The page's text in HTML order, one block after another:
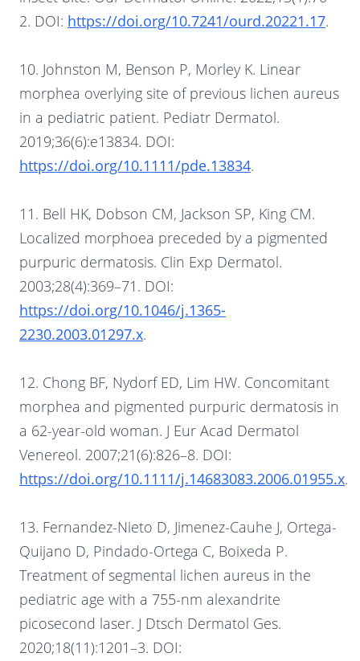
2. DOI: https://doi.org/10.7241/ourd.20221.17.
10. Johnston M, Benson P, Morley K. Linear
morphea overlying site of previous lichen aureus
in a pediatric patient. Pediatr Dermatol.
2019;36(6):e13834. DOI:
https://doi.org/10.1111/pde.13834.
11. Bell HK, Dobson CM, Jackson SP, King CM.
Localized morphoea preceded by a pigmented
purpuric dermatosis. Clin Exp Dermatol.
2003;28(4):369–71. DOI:
https://doi.org/10.1046/j.1365-
2230.2003.01297.x.
12. Chong BF, Nydorf ED, Lim HW. Concomitant
morphea and pigmented purpuric dermatosis in
a 62-year-old woman. J Eur Acad Dermatol
Venereol. 2007;21(6):826–8. DOI:
https://doi.org/10.1111/j.14683083.2006.01955.x.
13. Fernandez-Nieto D, Jimenez-Cauhe J, Ortega-
Quijano D, Pindado-Ortega C, Boixeda P.
Treatment of segmental lichen aureus in the
pediatric age with a 755-nm alexandrite
picosecond laser. J Dtsch Dermatol Ges.
2020;18(11):1201–3. DOI: